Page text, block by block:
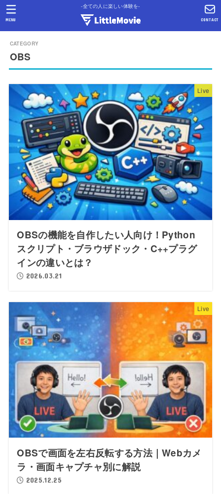
-全ての人に楽しい体験を-
CONTACT
MENU
OBS
Live
OBSの機能を自作したい人向け！Python
スクリプト・ブラウザドック・C++プラグ
インの違いとは？
2026.03.21
Live
OBSで画面を左右反転する方法｜Webカメ
ラ・画面キャプチャ別に解説
2025.12.25